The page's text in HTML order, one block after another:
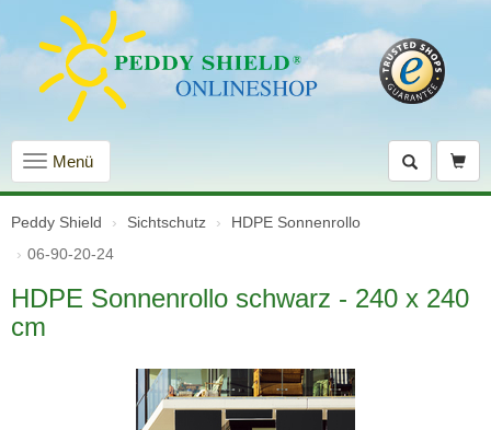
Navigation
einblenden
Menü
Peddy Shield Sichtschutz
HDPE Sonnenrollo
06-90-20-24
HDPE Sonnenrollo schwarz - 240 x 240
cm